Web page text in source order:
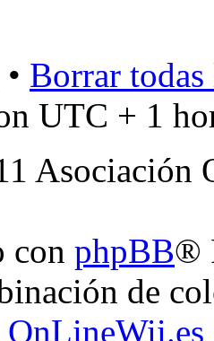
• Borrar
UTC + 1
Asociación
con phpBB®
de
OnLineWii.es